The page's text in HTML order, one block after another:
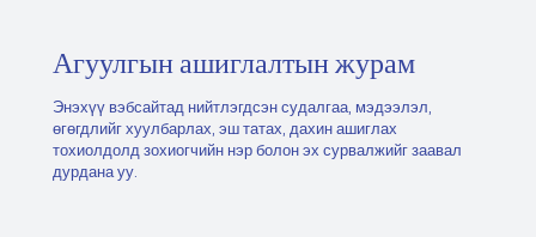
Агуулгын ашиглалтын журам
Энэхүү вэбсайтад нийтлэгдсэн судалгаа, мэдээлэл,
өгөгдлийг хуулбарлах, эш татах, дахин ашиглах
тохиолдолд зохиогчийн нэр болон эх сурвалжийг заавал
дурдана уу.